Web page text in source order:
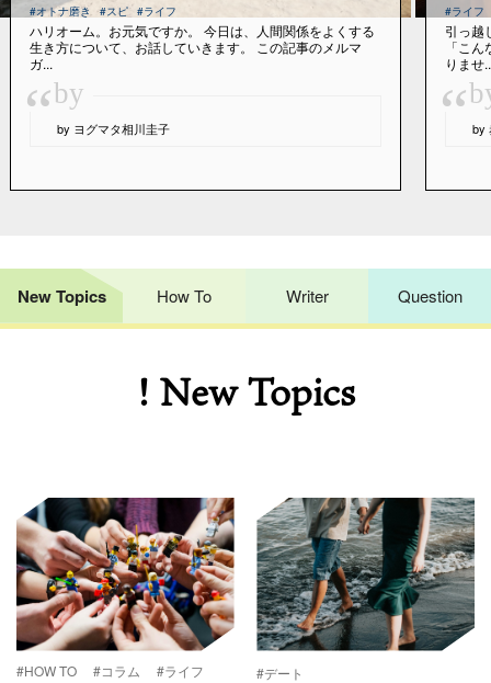
#オトナ磨き #スピ #ライフ
ハリオーム。お元気ですか。 今日は、人間関係をよくする
生き方について、お話していきます。 この記事のメルマ
ガ...
“by
by ヨグマタ相川圭子
#ライフ
引っ越
「こ
りませ
“ by
New Topics How To Writer Question
! New Topics
#HOW TO #コラム #ライフ #デート